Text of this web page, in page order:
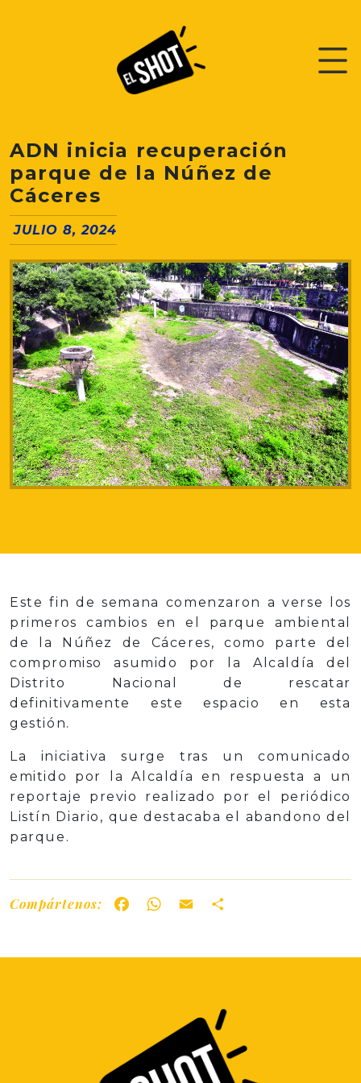
ADN inicia recuperación
parque de la Núñez de
Cáceres
JULIO 8, 2024
Este fin de semana comenzaron a verse los
primeros cambios en el parque ambiental
de la Núñez de Cáceres, como parte del
compromiso asumido por la Alcaldía del
Distrito Nacional de rescatar
definitivamente este espacio en esta
gestión.
La iniciativa surge tras un comunicado
emitido por la Alcaldía en respuesta a un
reportaje previo realizado por el periódico
Listín Diario, que destacaba el abandono del
parque.
Compártenos: FacebookWhatsApp
Email